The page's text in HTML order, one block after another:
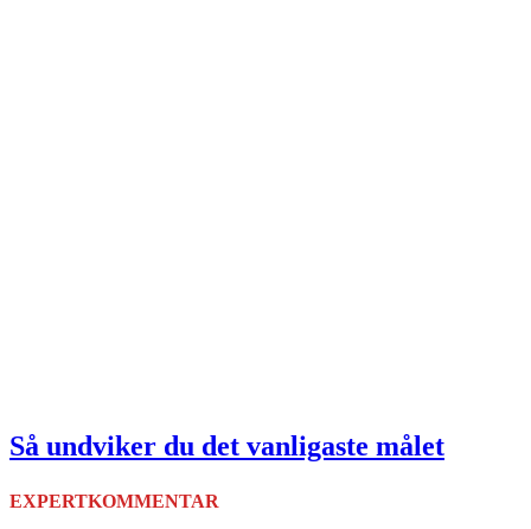
Så undviker du det vanligaste målet
EXPERTKOMMENTAR